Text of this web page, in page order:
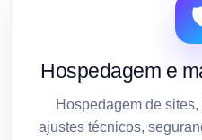
Hospedagem e
Hospedagem de
ajustes técnicos,